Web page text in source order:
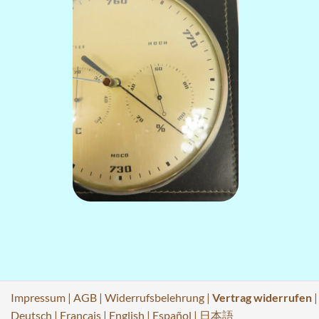
Impressum | AGB | Widerrufsbelehrung | Vertrag widerrufen |
Deutsch | Français | English | Español | 日本語